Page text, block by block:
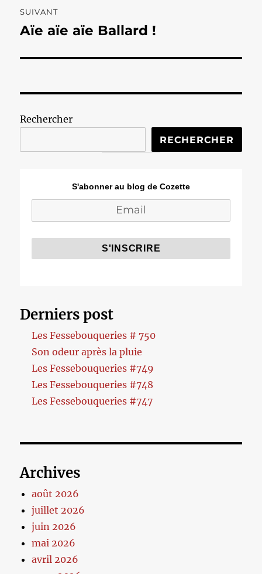
SUIVANT
Publication
Aïe aïe aïe Ballard !
Rechercher
RECHERCHER
S'abonner au blog de Cozette
Derniers post
Les Fessebouqueries # 750
Son odeur après la pluie
Les Fessebouqueries #749
Les Fessebouqueries #748
Les Fessebouqueries #747
Archives
août 2026
juillet 2026
juin 2026
mai 2026
avril 2026